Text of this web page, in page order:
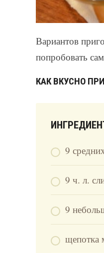
Вариантов
попробовать
КАК ВКУСНО
9
9 ч. л.
9
щепотка